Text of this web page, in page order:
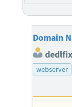
Domain
dedlfix
webserver